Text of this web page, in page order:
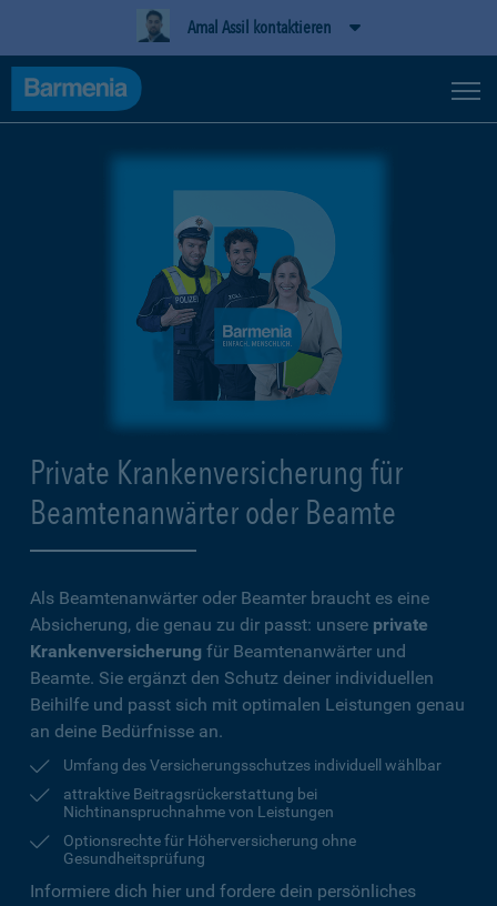
Amal Assil kontaktieren
Private Krankenversicherung für
Beamtenanwärter oder Beamte
Als Beamtenanwärter oder Beamter braucht es eine
Absicherung, die genau zu dir passt: unsere private
Krankenversicherung für Beamtenanwärter und
Beamte. Sie ergänzt den Schutz deiner individuellen
Beihilfe und passt sich mit optimalen Leistungen genau
an deine Bedürfnisse an.
Umfang des Versicherungsschutzes individuell wählbar
attraktive Beitragsrückerstattung bei
Nichtinanspruchnahme von Leistungen
Optionsrechte für Höherversicherung ohne
Gesundheitsprüfung
Informiere dich hier und fordere dein persönliches